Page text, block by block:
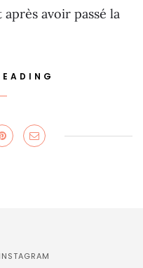
avoir passé la